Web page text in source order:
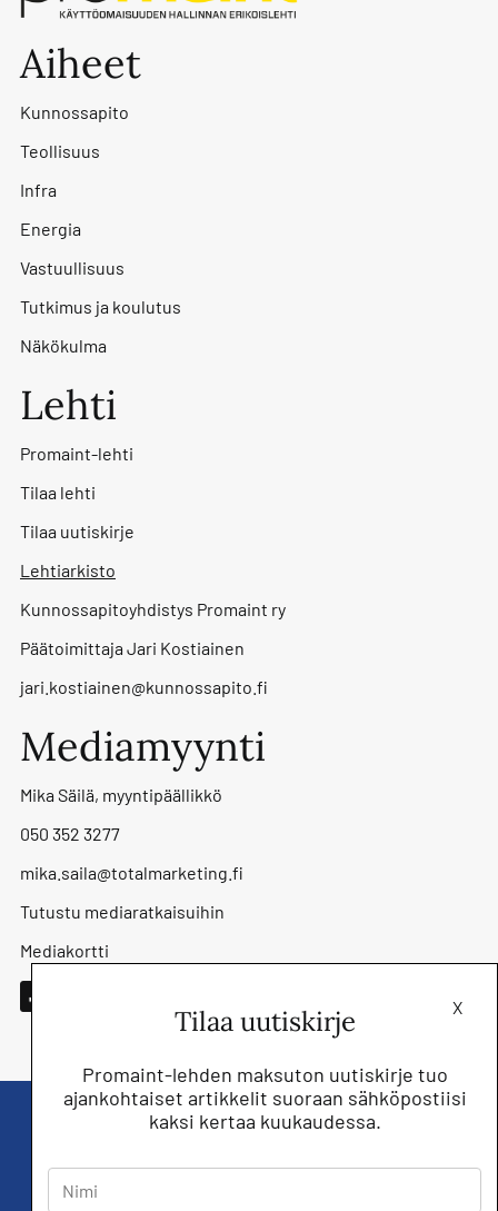
Aiheet
Kunnossapito
Teollisuus
Infra
Energia
Vastuullisuus
Tutkimus ja koulutus
Näkökulma
Lehti
Promaint-lehti
Tilaa lehti
Tilaa uutiskirje
Lehtiarkisto
Kunnossapitoyhdistys Promaint ry
Päätoimittaja Jari Kostiainen
jari.kostiainen@kunnossapito.fi
Mediamyynti
Mika Säilä, myyntipäällikkö
050 352 3277
mika.saila@totalmarketing.fi
Tutustu mediaratkaisuihin
Mediakortti
X
Tilaa uutiskirje
Promaint-lehden maksuton uutiskirje tuo
ajankohtaiset artikkelit suoraan sähköpostiisi
kaksi kertaa kuukaudessa.